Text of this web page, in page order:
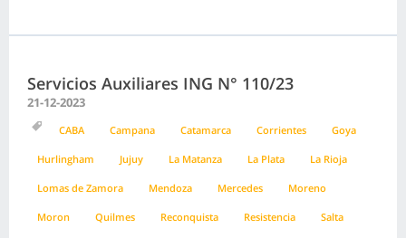
Servicios Auxiliares ING N° 110/23
21-12-2023
CABA Campana Catamarca Corrientes Goya
Hurlingham Jujuy La Matanza La Plata La Rioja
Lomas de Zamora Mendoza Mercedes Moreno
Moron Quilmes Reconquista Resistencia Salta